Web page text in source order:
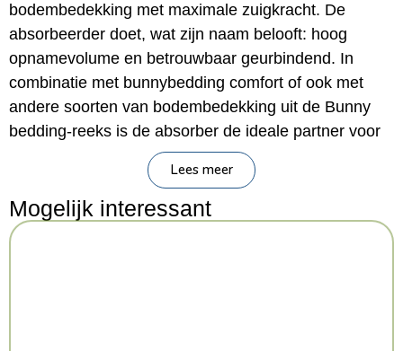
bodembedekking met maximale zuigkracht. De
absorbeerder doet, wat zijn naam belooft: hoog
opnamevolume en betrouwbaar geurbindend. In
combinatie met bunnybedding comfort of ook met
andere soorten van bodembedekking uit de Bunny
bedding-reeks is de absorber de ideale partner voor
de bodembedekking om steeds een aangename geur
te hebben en wekenlang voor het droogste strooisel
te zorgen. Leg bunnybedding absorber direct op de
bodem van de kooi/het hok tot op een hoogte van
Lees meer
Mogelijk interessant